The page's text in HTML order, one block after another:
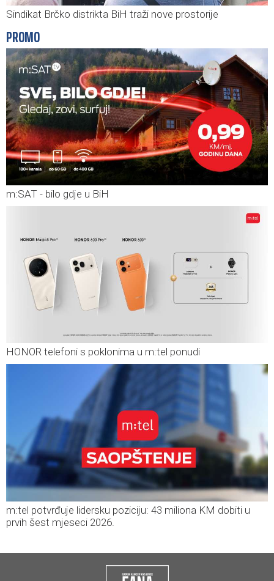
Sindikat Brčko distrikta BiH traži nove prostorije
PROMO
m:SAT - bilo gdje u BiH
HONOR telefoni s poklonima u m:tel ponudi
m:tel potvrđuje lidersku poziciju: 43 miliona KM dobiti u
prvih šest mjeseci 2026.